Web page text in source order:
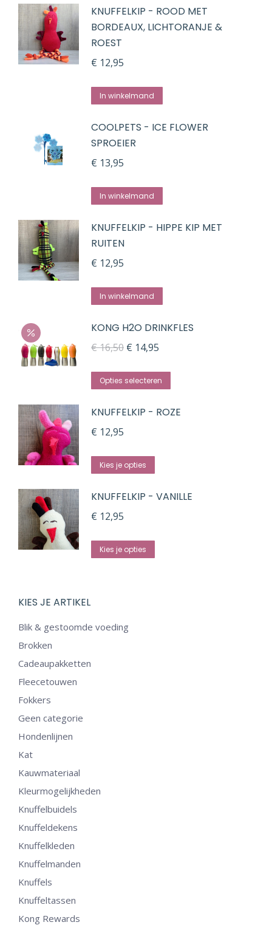
KNUFFELKIP - ROOD MET
BORDEAUX, LICHTORANJE &
ROEST
€ 12,95
In winkelmand
COOLPETS - ICE FLOWER
SPROEIER
€ 13,95
In winkelmand
KNUFFELKIP - HIPPE KIP MET
RUITEN
€ 12,95
In winkelmand
KONG H2O DRINKFLES
€16,50 Oorspronkelijke
was:
€ 14,95
is:
Opties selecteren
heeft
kan
KNUFFELKIP - ROZE
€ 12,95
Kies je opties
KNUFFELKIP - VANILLE
€ 12,95
Kies je opties
KIES JE ARTIKEL
Blik & gestoomde voeding
Brokken
Cadeaupakketten
Fleecetouwen
Fokkers
Geen categorie
Hondenlijnen
Kat
Kauwmateriaal
Kleurmogelijkheden
Knuffelbuidels
Knuffeldekens
Knuffelkleden
Knuffelmanden
Knuffels
Knuffeltassen
Kong Rewards